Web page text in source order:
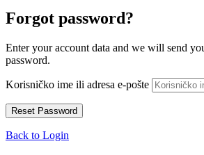
Forgot password?
Enter your account data and we will send
password.
Korisničko ime ili adresa e-pošte
Back to Login